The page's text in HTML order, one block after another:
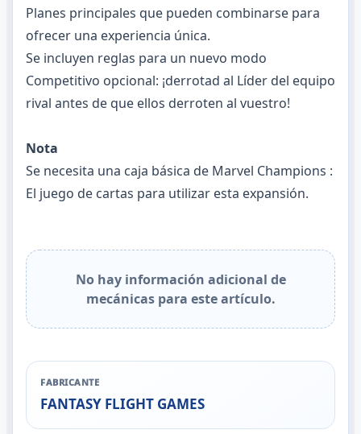
Planes principales que pueden combinarse para
ofrecer una experiencia única.
Se incluyen reglas para un nuevo modo
Competitivo opcional: ¡derrotad al Líder del equipo
rival antes de que ellos derroten al vuestro!
Nota
Se necesita una caja básica de Marvel Champions :
El juego de cartas para utilizar esta expansión.
No hay información adicional de
mecánicas para este artículo.
FABRICANTE
FANTASY FLIGHT GAMES